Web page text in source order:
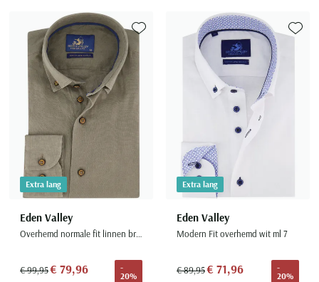
Eden Valley
Overhemd normale fit linnen bruin mouwlengte 7
€ 99,95€ 79,96
-
20%
Extra lang
Toevoegen aan favorieten
Eden Valley
Modern Fit overhemd wit ml 7
€ 89,95€ 71,96
-
20%
Extra lang